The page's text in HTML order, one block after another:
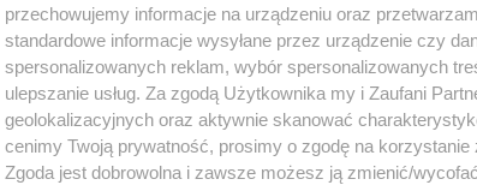
POLOmarket
11 gazetek
Dodaj do ulubionych
PEPCO
1 gazetka
Dodaj do
przechowujemy informacje na urządzeniu oraz
standardowe informacje wysyłane przez urządzenie czy
spersonalizowanych reklam, wybór spersonalizowanych
ulepszanie usług. Za zgodą Użytkownika my i Zaufani
geolokalizacyjnych oraz aktywnie skanować
cenimy Twoją prywatność, prosimy o zgodę na korzystanie
Zgoda jest dobrowolna i zawsze możesz ją zmienić/